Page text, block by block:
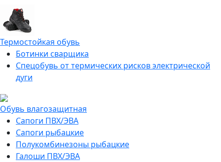
Термостойкая обувь
Ботинки сварщика
Спецобувь от термических рисков электрической
дуги
Обувь влагозащитная
Сапоги ПВХ/ЭВА
Сапоги рыбацкие
Полукомбинезоны рыбацкие
Галоши ПВХ/ЭВА